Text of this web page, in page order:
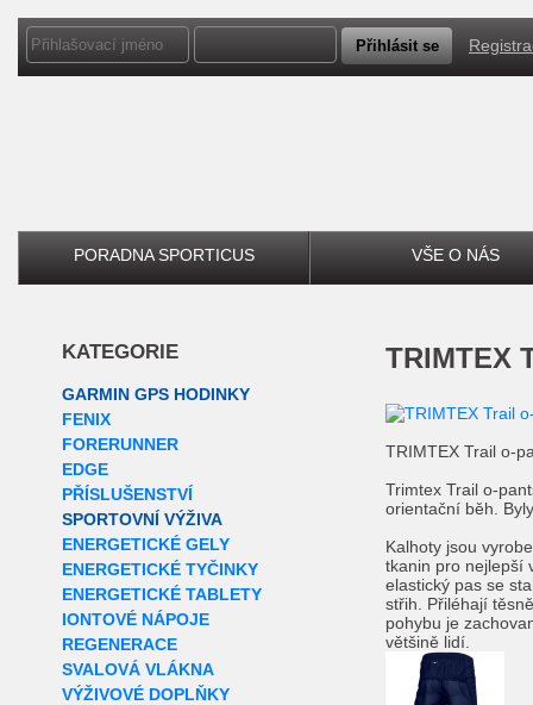
PORADNA SPORTICUS VŠE O NÁS
KATEGORIE
GARMIN GPS HODINKY
FENIX
FORERUNNER
EDGE
PŘÍSLUŠENSTVÍ
SPORTOVNÍ VÝŽIVA
ENERGETICKÉ GELY
ENERGETICKÉ TYČINKY
ENERGETICKÉ TABLETY
IONTOVÉ NÁPOJE
REGENERACE
SVALOVÁ VLÁKNA
VÝŽIVOVÉ DOPLŇKY
TRIMTEX Trail o-
Trimtex Trail o-
orientační běh.
Kalhoty jsou
tkanin pro nejlepší
elastický pas se
střih.
Přiléhají
pohybu je
většině lidí.